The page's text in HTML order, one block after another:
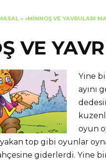
» «MİNNOŞ VE YAVRULARI
VE
Yine
ayını
oyun
top gibi oyunlar
giderlerdi. Yine